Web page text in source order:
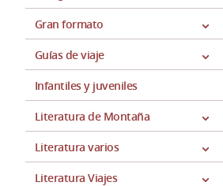
Gran formato
Guías de viaje
Infantiles y juveniles
Literatura de Montaña
Literatura varios
Literatura Viajes